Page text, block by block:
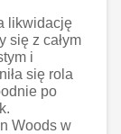
likwidację
się z całym
i
się rola
po
Woods w